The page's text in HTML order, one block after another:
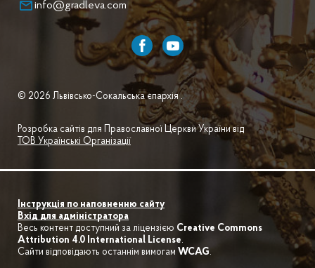
info@gradleva.com
© 2026 Львівсько-Сокальська єпархія .
Розробка сайтів для Православної Церкви України від
ТОВ Українські Організації
Інструкція по наповненню сайту
Вхід для адміністратора
Весь контент доступний за ліцензією Creative Commons
Attribution 4.0 International License.
Сайти відповідають останнім вимогам WCAG.